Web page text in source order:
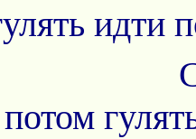
идти